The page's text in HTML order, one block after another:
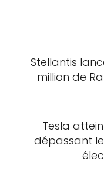
Stellantis
million de
Tesla
dépassant